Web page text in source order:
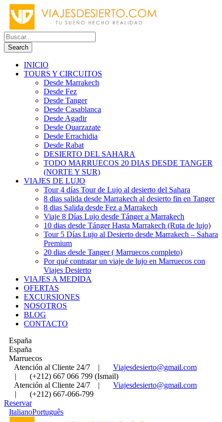
INICIO
TOURS Y CIRCUITOS
Desde Marrakech
Desde Fez
Desde Tanger
Desde Casablanca
Desde Agadir
Desde Ouarzazate
Desde Errachidia
Desde Rabat
DESIERTO DEL SAHARA
TODO MARRUECOS 20 DIAS DESDE TANGER
(NORTE Y SUR)
VIAJES DE LUJO
Tour 4 días Tour de Lujo al desierto del Sahara
8 dias salida desde Marrakech al desierto fin en Tanger
8 dias Salida desde Fez a Marrakech
Viaje 8 Días Lujo desde Tánger a Marrakech
10 dias desde Tánger Hasta Marrakech (Ruta de lujo)
Tour 5 Días Lujo al Desierto desde Marrakech – Sahara
Premium
20 dias desde Tanger ( Marruecos completo)
Por qué contratar un viaje de lujo en Marruecos con
Viajes Desierto
VIAJES A MEDIDA
OFERTAS
EXCURSIONES
NOSOTROS
BLOG
CONTACTO
España
España
Marruecos
Atención al Cliente 24/7
|
Viajesdesierto@gmail.com
|
(+212) 667 066 799 (Ismail)
Atención al Cliente 24/7
|
Viajesdesierto@gmail.com
|
(+212) 667-066-799
Reservar
ItalianoPortuguês